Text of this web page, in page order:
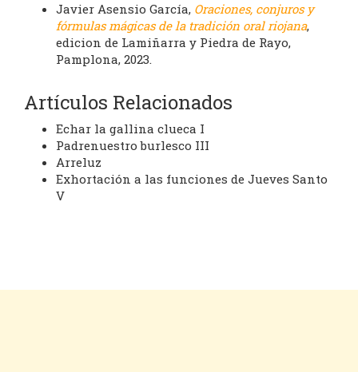
Javier Asensio García, Oraciones, conjuros y
fórmulas mágicas de la tradición oral riojana,
edicion de Lamiñarra y Piedra de Rayo,
Pamplona, 2023.
Artículos Relacionados
Echar la gallina clueca I
Padrenuestro burlesco III
Arreluz
Exhortación a las funciones de Jueves Santo
V